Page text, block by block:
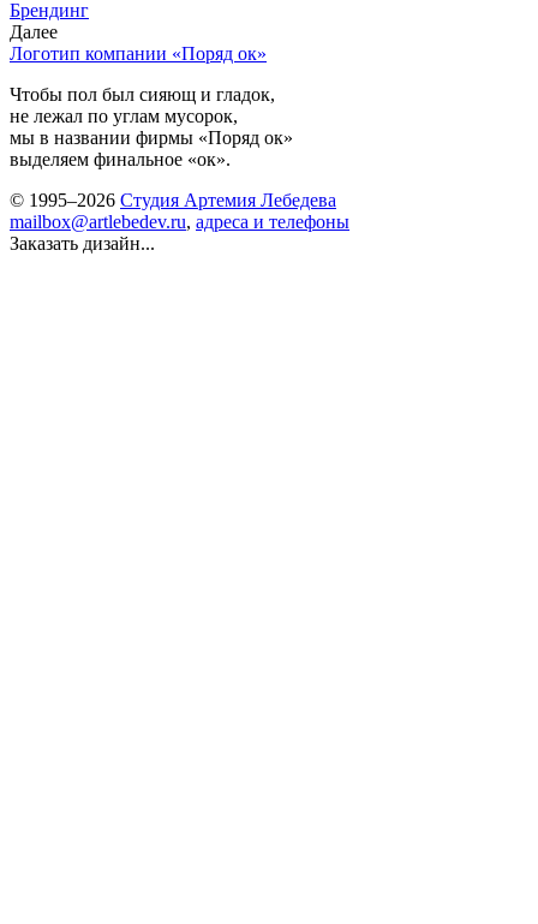
Брендинг
Далее
Логотип компании «Поряд ок»
Чтобы пол был сияющ и гладок,
не лежал по углам мусорок,
мы в названии фирмы «Поряд ок»
выделяем финальное «ок».
© 1995–2026 Студия Артемия Лебедева
mailbox@artlebedev.ru, адреса и телефоны
Заказать дизайн...